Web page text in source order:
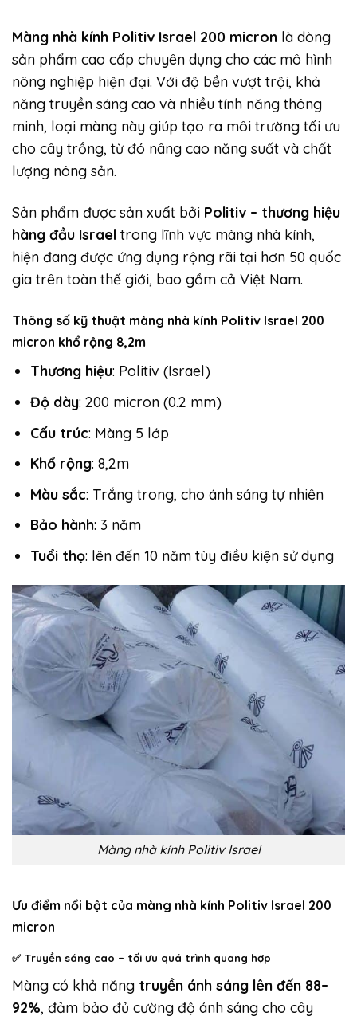
Màng nhà kính Politiv Israel 200 micron là dòng
sản phẩm cao cấp chuyên dụng cho các mô hình
nông nghiệp hiện đại. Với độ bền vượt trội, khả
năng truyền sáng cao và nhiều tính năng thông
minh, loại màng này giúp tạo ra môi trường tối ưu
cho cây trồng, từ đó nâng cao năng suất và chất
lượng nông sản.
Sản phẩm được sản xuất bởi Politiv – thương hiệu
hàng đầu Israel trong lĩnh vực màng nhà kính,
hiện đang được ứng dụng rộng rãi tại hơn 50 quốc
gia trên toàn thế giới, bao gồm cả Việt Nam.
Thông số kỹ thuật màng nhà kính Politiv Israel 200
micron khổ rộng 8,2m
Thương hiệu: Politiv (Israel)
Độ dày: 200 micron (0.2 mm)
Cấu trúc: Màng 5 lớp
Khổ rộng: 8,2m
Màu sắc: Trắng trong, cho ánh sáng tự nhiên
Bảo hành: 3 năm
Tuổi thọ: lên đến 10 năm tùy điều kiện sử dụng
Màng nhà kính Politiv Israel
Ưu điểm nổi bật của màng nhà kính Politiv Israel 200
micron
✅ Truyền sáng cao – tối ưu quá trình quang hợp
Màng có khả năng truyền ánh sáng lên đến 88–
92%, đảm bảo đủ cường độ ánh sáng cho cây